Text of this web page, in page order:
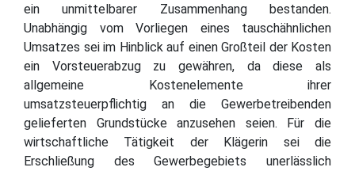
ein unmittelbarer Zusammenhang bestanden.
Unabhängig vom Vorliegen eines tauschähnlichen
Umsatzes sei im Hinblick auf einen Großteil der Kosten
ein Vorsteuerabzug zu gewähren, da diese als
allgemeine Kostenelemente ihrer
umsatzsteuerpflichtig an die Gewerbetreibenden
gelieferten Grundstücke anzusehen seien. Für die
wirtschaftliche Tätigkeit der Klägerin sei die
Erschließung des Gewerbegebiets unerlässlich